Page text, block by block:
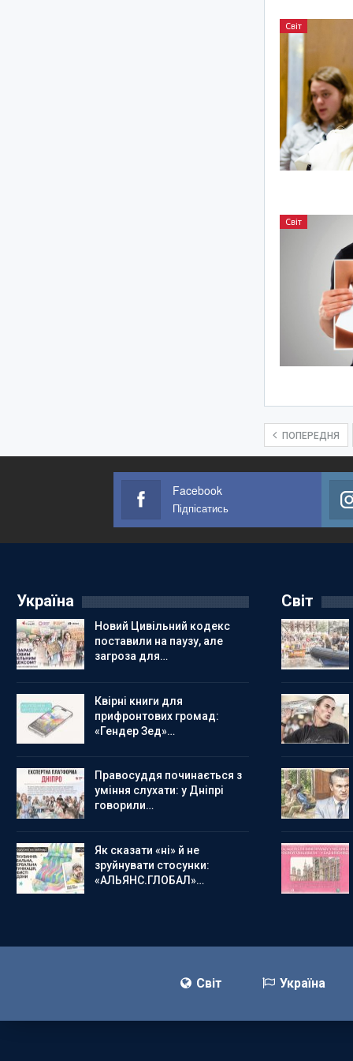
Світ
Світ
ПОПЕРЕДНЯ
Facebook
Підпісатись
Україна
Новий Цивільний кодекс
поставили на паузу, але
загроза для…
Квірні книги для
прифронтових громад:
«Гендер Зед»…
Правосуддя починається з
уміння слухати: у Дніпрі
говорили…
Як сказати «ні» й не
зруйнувати стосунки:
«АЛЬЯНС.ГЛОБАЛ»…
Світ
Світ Україна